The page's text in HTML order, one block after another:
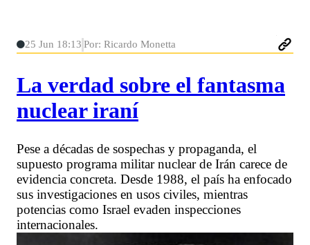
25 Jun 18:13 Por: Ricardo Monetta
La verdad sobre el fantasma
nuclear iraní
Pese a décadas de sospechas y propaganda, el
supuesto programa militar nuclear de Irán carece de
evidencia concreta. Desde 1988, el país ha enfocado
sus investigaciones en usos civiles, mientras
potencias como Israel evaden inspecciones
internacionales.